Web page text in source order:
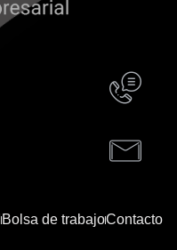
Bolsa de trabajoContacto